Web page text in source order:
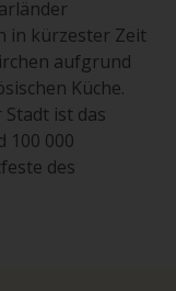
in kürzester Zeit
aufgrund
Küche.
ist das
100 000
des